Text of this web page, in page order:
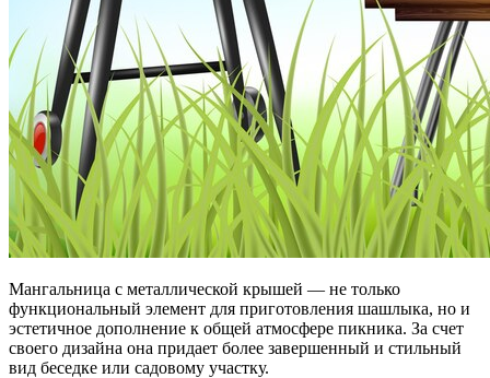
Мангальница с металлической крышей — не только
функциональный элемент для приготовления шашлыка, но и
эстетичное дополнение к общей атмосфере пикника. За счет
своего дизайна она придает более завершенный и стильный
вид беседке или садовому участку.